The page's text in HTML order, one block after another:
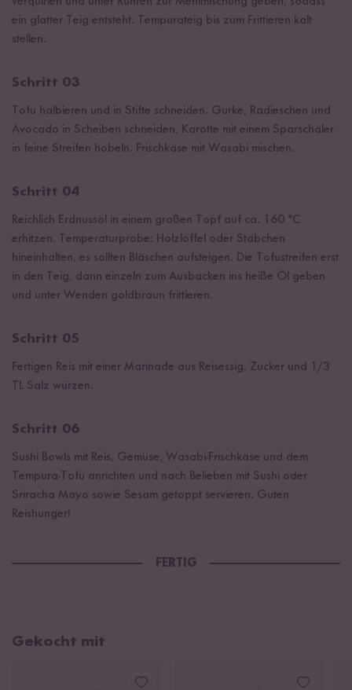
ein glatter Teig entsteht. Tempurateig bis zum Frittieren kalt
stellen.
Schritt 03
Tofu halbieren und in Stifte schneiden. Gurke, Radieschen und
Avocado in Scheiben schneiden, Karotte mit einem Sparschäler
in feine Streifen hobeln. Frischkäse mit Wasabi mischen.
Schritt 04
Reichlich Erdnussöl in einem großen Topf auf ca. 160 °C
erhitzen. Temperaturprobe: Holzlöffel oder Stäbchen
hineinhalten, es sollten Bläschen aufsteigen. Die Tofustreifen erst
in den Teig, dann einzeln zum Ausbacken ins heiße Öl geben
und unter Wenden goldbraun frittieren.
Schritt 05
Fertigen Reis mit einer Marinade aus Reisessig, Zucker und 1/3
TL Salz würzen.
Schritt 06
Sushi Bowls mit Reis, Gemüse, Wasabi-Frischkäse und dem
Tempura-Tofu anrichten und nach Belieben mit Sushi oder
Sriracha Mayo sowie Sesam getoppt servieren. Guten
Reishunger!
FERTIG
Gekocht mit